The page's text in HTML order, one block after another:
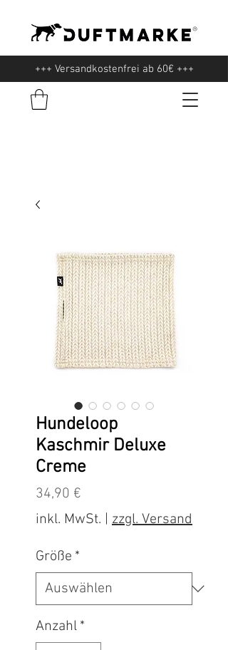
+++ Versandkostenfrei ab 60€ +++
Hundeloop
Kaschmir Deluxe
Creme
34,90 €
inkl. MwSt.
zzgl. Versand
Größe *
Anzahl *